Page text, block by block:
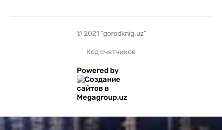
© 2021 “gorodknig.uz”
Код счетчиков
Powered by